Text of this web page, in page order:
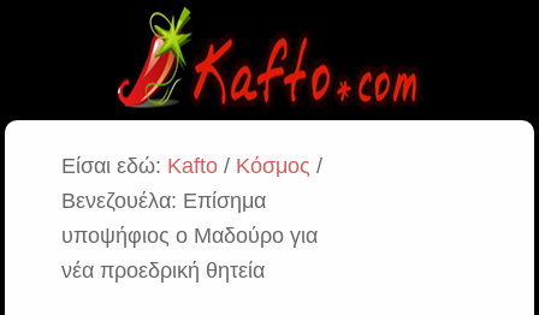
Είσαι εδώ: Kafto/ Κόσμος /
Βενεζουέλα: Επίσημα
υποψήφιος ο Μαδούρο για
νέα προεδρική θητεία